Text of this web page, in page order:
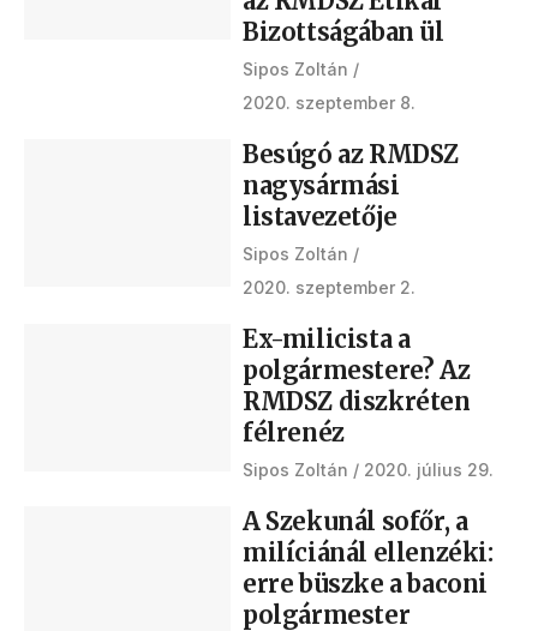
Bizottságában ül
Sipos Zoltán
2020. szeptember 8.
Besúgó az RMDSZ
nagysármási
listavezetője
Sipos Zoltán
2020. szeptember 2.
Ex-milicista a
polgármestere? Az
RMDSZ diszkréten
félrenéz
Sipos Zoltán 2020. július 29.
A Szekunál sofőr, a
milíciánál ellenzéki:
erre büszke a baconi
polgármester